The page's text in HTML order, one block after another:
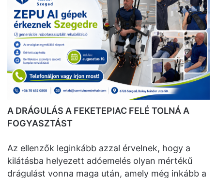
A DRÁGULÁS A FEKETEPIAC FELÉ TOLNÁ A
FOGYASZTÁST
Az ellenzők leginkább azzal érvelnek, hogy a
kilátásba helyezett adóemelés olyan mértékű
drágulást vonna maga után, amely még inkább a